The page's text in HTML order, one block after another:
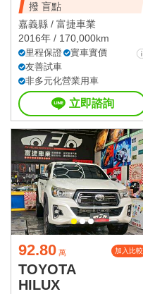
撥 盲點
嘉義縣 / 富捷車業
2016年 / 170,000km
里程保證
實車實價
友善試車
非多元化營業用車
立即諮詢
92.80 萬 加入比較
TOYOTA
HILUX